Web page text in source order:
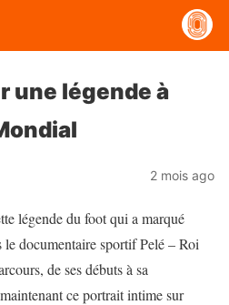
une légende à
2 mois ago
légende du foot qui a marqué
documentaire sportif Pelé – Roi
de ses débuts à sa
ce portrait intime sur